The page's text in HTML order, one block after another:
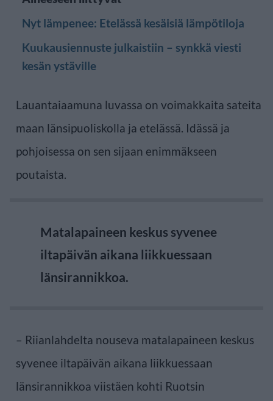
Nyt lämpenee: Etelässä kesäisiä lämpötiloja
Kuukausiennuste julkaistiin – synkkä viesti
kesän ystäville
Lauantaiaamuna luvassa on voimakkaita sateita
maan länsipuoliskolla ja etelässä. Idässä ja
pohjoisessa on sen sijaan enimmäkseen
poutaista.
Matalapaineen keskus syvenee
iltapäivän aikana liikkuessaan
länsirannikkoa.
– Riianlahdelta nouseva matalapaineen keskus
syvenee iltapäivän aikana liikkuessaan
länsirannikkoa viistäen kohti Ruotsin